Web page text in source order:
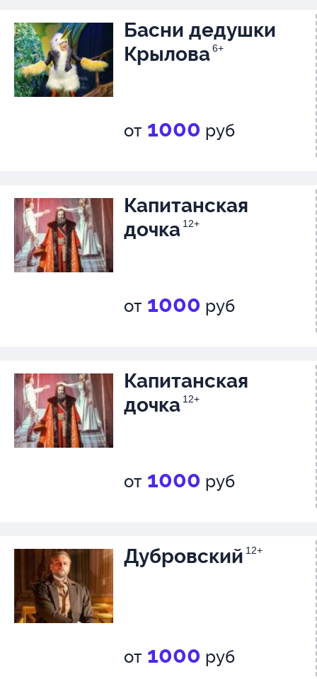
Басни дедушки
Крылова6+
от 1000 руб
Капитанская
дочка 12+
от 1000 руб
Капитанская
дочка 12+
от 1000 руб
Дубровский 12+
от 1000 руб